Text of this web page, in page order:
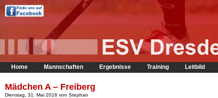
Home Mannschaften Ergebnisse Training Leitbild
Mädchen A – Freiberg
Dienstag, 31. Mai 2016 von Stephan